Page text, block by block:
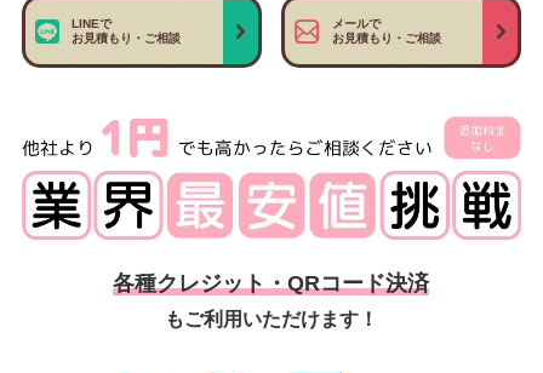
LINEで
お見積もり・ご相談
メールで
お見積もり・ご相談
各種クレジット・QRコード決済
もご利用いただけます！